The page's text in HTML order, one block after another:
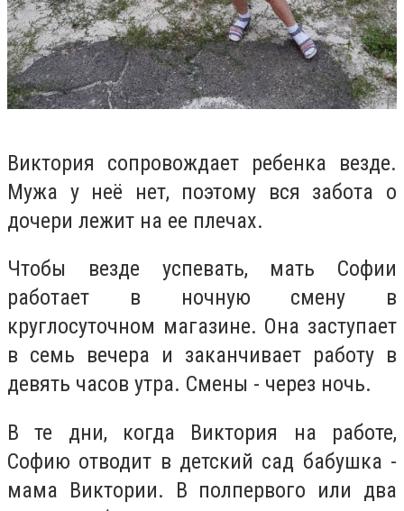
Виктория сопровождает ребенка везде.
Мужа у неё нет, поэтому вся забота о
дочери лежит на ее плечах.
Чтобы везде успевать, мать Софии
работает в ночную смену в
круглосуточном магазине. Она заступает
в семь вечера и заканчивает работу в
девять часов утра. Смены - через ночь.
В те дни, когда Виктория на работе,
Софию отводит в детский сад бабушка -
мама Виктории. В полпервого или два